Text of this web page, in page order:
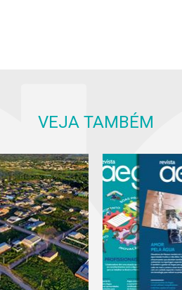
VEJA TAMBÉM